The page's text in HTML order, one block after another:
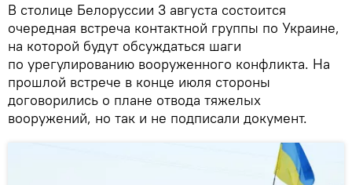
В столице Белоруссии 3 августа состоится
очередная встреча контактной группы по Украине,
на которой будут обсуждаться шаги
по урегулированию вооруженного конфликта. На
прошлой встрече в конце июля стороны
договорились о плане отвода тяжелых
вооружений, но так и не подписали документ.